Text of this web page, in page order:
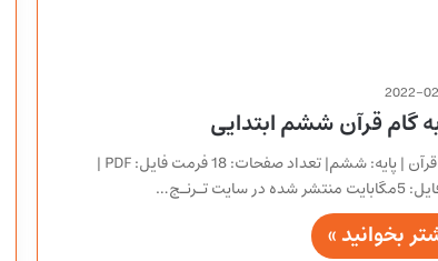
2022-
گام قرآن ششم ابتدایی
درس: قرآن | پایه: ششم| تعداد صفحات: 18 فرمت فایل: PDF |
در سایت تـرنـج…
بخوانید »